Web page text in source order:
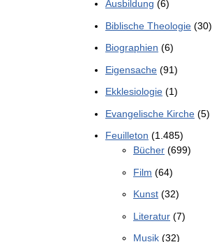
Ausbildung (6)
Biblische Theologie (30)
Biographien (6)
Eigensache (91)
Ekklesiologie (1)
Evangelische Kirche (5)
Feuilleton (1.485)
Bücher (699)
Film (64)
Kunst (32)
Literatur (7)
Musik (32)